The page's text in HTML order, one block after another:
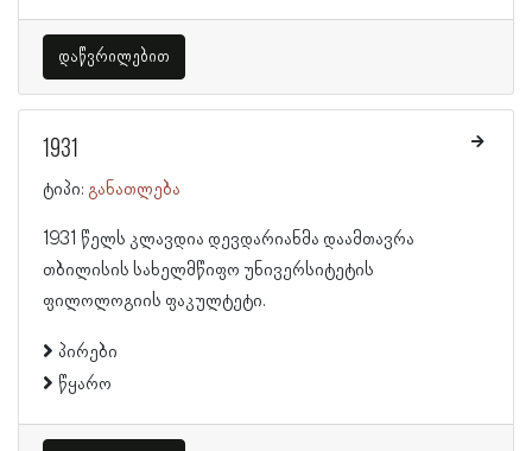
დაწვრილებით
1931
ტიპი: განათლება
1931 წელს კლავდია დევდარიანმა დაამთავრა
თბილისის სახელმწიფო უნივერსიტეტის
ფილოლოგიის ფაკულტეტი.
პირები
წყარო